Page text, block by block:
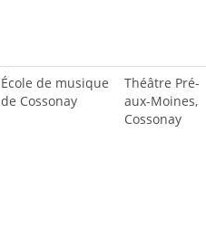
École de musique
de Cossonay
Théâtre Pré-
aux-Moines,
Cossonay